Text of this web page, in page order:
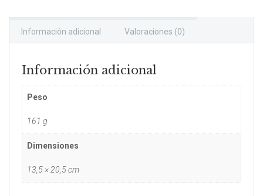
Información adicional Valoraciones (0)
Información adicional
Peso
161 g
Dimensiones
13,5 × 20,5 cm